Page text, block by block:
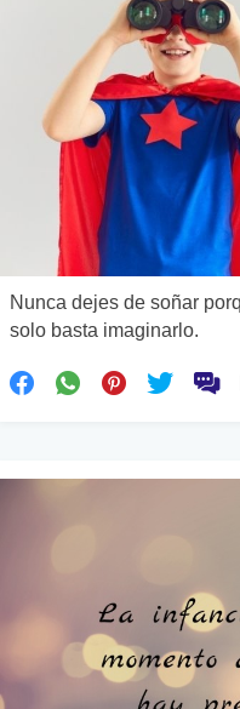
Nunca dejes de soñar
solo basta imaginarlo.